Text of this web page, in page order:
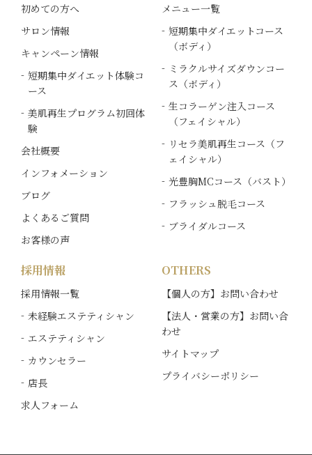
初めての方へ
サロン情報
キャンペーン情報
短期集中ダイエット体験コ
ース
美肌再生プログラム初回体
験
会社概要
インフォメーション
ブログ
よくあるご質問
お客様の声
メニュー一覧
短期集中ダイエットコース
（ボディ）
ミラクルサイズダウンコー
ス（ボディ）
生コラーゲン注入コース
（フェイシャル）
リセラ美肌再生コース（フ
ェイシャル）
光豊胸MCコース（バスト）
フラッシュ脱毛コース
ブライダルコース
採用情報
採用情報一覧
未経験エステティシャン
エステティシャン
カウンセラー
店長
求人フォーム
OTHERS
【個人の方】お問い合わせ
【法人・営業の方】お問い合
わせ
サイトマップ
プライバシーポリシー